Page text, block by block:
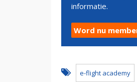
informatie.
Word nu
e-flight academy